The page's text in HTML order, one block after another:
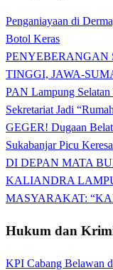
Penganiayaan di
Botol Keras
PENYEBERANGAN
TINGGI, JAWA-
PAN Lampung
Sekretariat Jadi
GEGER! Dugaan
Sukabanjar Picu
DI DEPAN MATA
KALIANDRA
MASYARAKAT:
Hukum dan
KPI Cabang Belawan